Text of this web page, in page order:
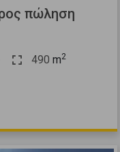
πώληση
490 m2